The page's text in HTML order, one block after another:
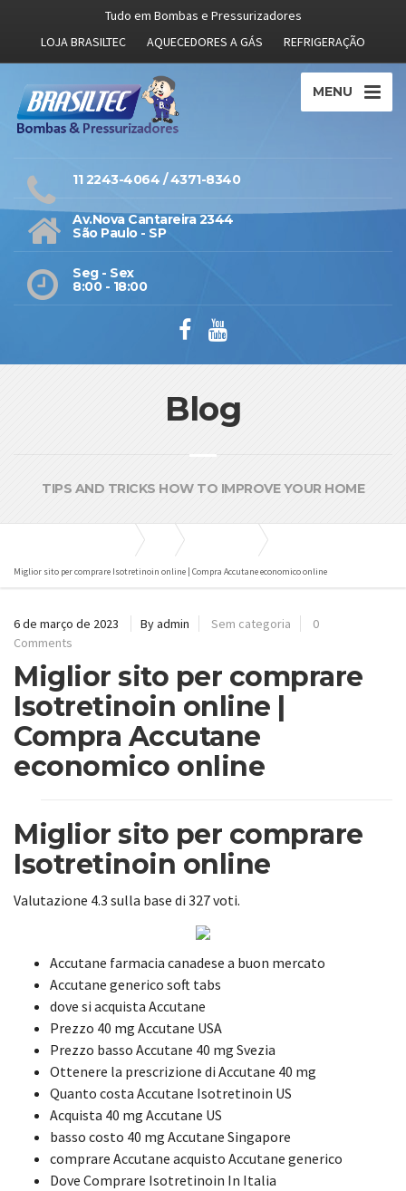
Tudo em Bombas e Pressurizadores
LOJA BRASILTEC
AQUECEDORES A GÁS REFRIGERAÇÃO
MENU
11 2243-4064 / 4371-8340
Av.Nova Cantareira 2344
São Paulo - SP
Seg - Sex
8:00 - 18:00
Blog
TIPS AND TRICKS HOW TO IMPROVE YOUR HOME
Miglior sito per comprare Isotretinoin online | Compra Accutane economico online
6 de março de 2023 By admin Sem categoria
0
Comments
Miglior sito per comprare
Isotretinoin online |
Compra Accutane
economico online
Miglior sito per comprare
Isotretinoin online
Valutazione 4.3 sulla base di 327voti.
Accutane farmacia canadese a buon mercato
Accutane generico soft tabs
dove si acquista Accutane
Prezzo 40 mg Accutane USA
Prezzo basso Accutane 40 mg Svezia
Ottenere la prescrizione di Accutane 40 mg
Quanto costa Accutane Isotretinoin US
Acquista 40 mg Accutane US
basso costo 40 mg Accutane Singapore
comprare Accutane acquisto Accutane generico
Dove Comprare Isotretinoin In Italia